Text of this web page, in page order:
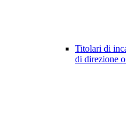
Titolari di
di direzione